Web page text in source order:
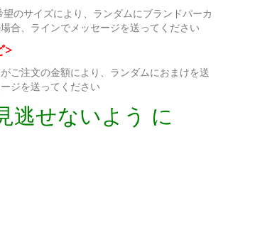
のサイズにより、ランダムにブランドパーカ
合、ラインでメッセージを送ってください
>
ご注文の金額により、ランダムにおまけを送
ジを送ってください
逃せないよう に